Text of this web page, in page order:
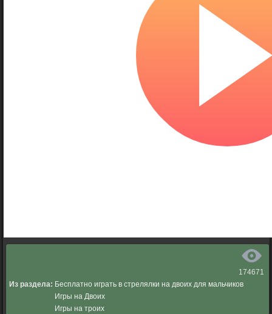
174671
Из раздела: Бесплатно играть в стрелялки на двоих для мальчиков
Игры на Двоих
Игры на троих